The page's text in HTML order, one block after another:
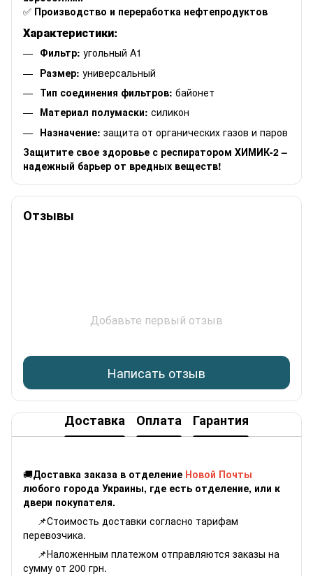
✅ Производство и переработка нефтепродуктов
Характеристики:
Фильтр: угольный A1
Размер: универсальный
Тип соединения фильтров: байонет
Материал полумаски: силикон
Назначение: защита от органических газов и паров
Защитите свое здоровье с респиратором ХИМИК-2 –
надежный барьер от вредных веществ!
Отзывы
Добавьте первый отзыв
Написать отзыв
Доставка Оплата Гарантия
🚚Доставка заказа в отделение Новой Почты
любого города Украины, где есть отделение, или к
двери покупателя.
📌Стоимость доставки согласно тарифам
перевозчика.
📌Наложенным платежом отправляются заказы на
сумму от 200 грн.